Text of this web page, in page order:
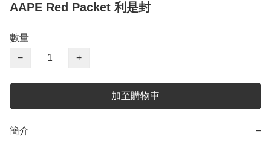
AAPE Red Packet 利是封
數量
−
+
加至購物車
簡介 −